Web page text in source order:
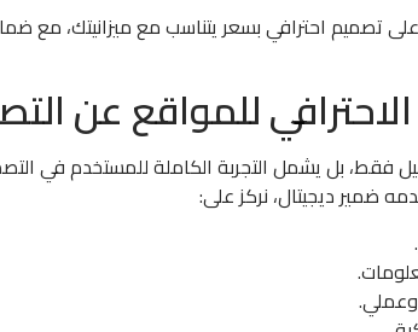
احترافي بسعر يتناسب مع ميزانيتك، مع
للمواقع عن
فقط، بل يشمل التجربة الكاملة للمستخدم في
ضمير ديجيتال، نركز على: